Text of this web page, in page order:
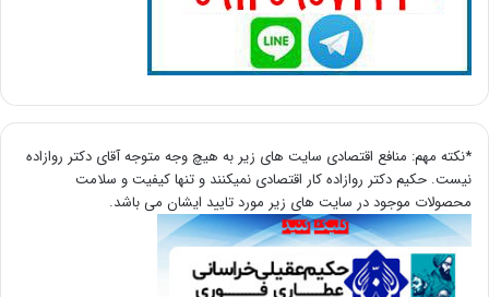
*نکته مهم: منافع اقتصادی سایت های زیر به هیچ وجه متوجه آقای دکتر روازاده
نیست. حکیم دکتر روازاده کار اقتصادی نمیکنند و تنها کیفیت و سلامت
محصولات موجود در سایت های زیر مورد تایید ایشان می باشد.